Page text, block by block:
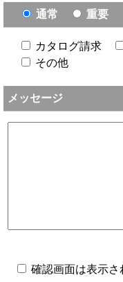
通常 重要
カタログ請求
その他
メッセージ
確認画面は表示さ